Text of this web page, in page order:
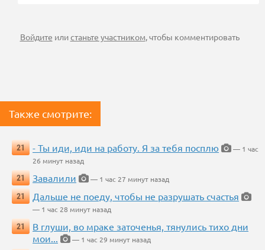
Войдите илистаньте участником, чтобы комментировать
Также смотрите:
21 - Ты иди, иди на работу. Я за тебя посплю
— 1 час
26 минут назад
21
Завалили
— 1 час 27 минут назад
21
Дальше не поеду, чтобы не разрушать счастья
— 1 час 28 минут назад
21
В глуши, во мраке заточенья, тянулись тихо дни
мои...
— 1 час 29 минут назад